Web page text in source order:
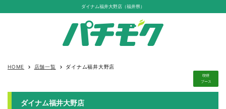
ダイナム福井大野店（福井県）
HOME keyboard_arrow_right 店舗一覧 keyboard_arrow_right ダイナム福井大野店
喫煙
ブース
ダイナム福井大野店